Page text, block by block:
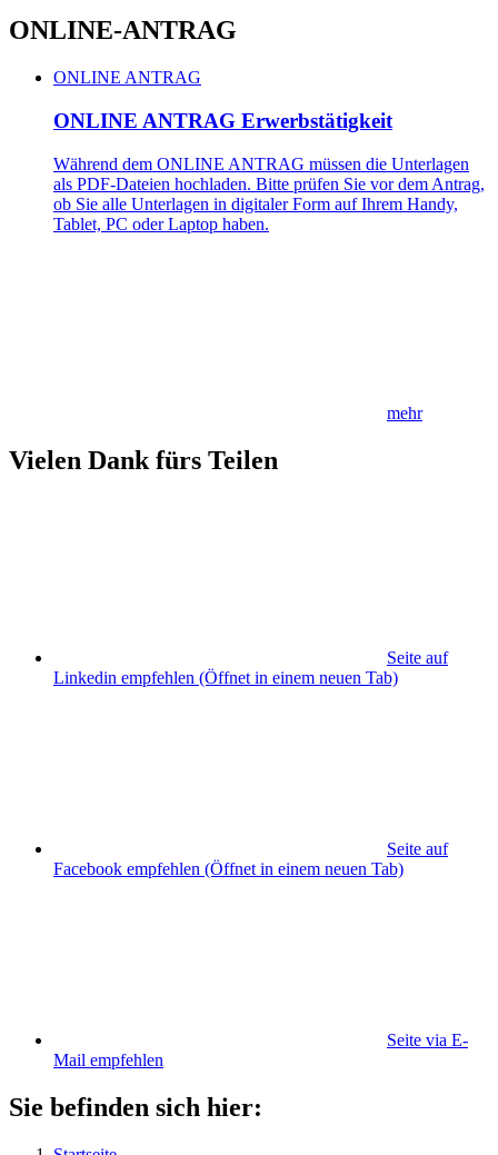
ONLINE-ANTRAG
ONLINE ANTRAG
ONLINE ANTRAG Erwerbstätigkeit
Während dem ONLINE ANTRAG müssen die Unterlagen
als PDF-Dateien hochladen. Bitte prüfen Sie vor dem Antrag,
ob Sie alle Unterlagen in digitaler Form auf Ihrem Handy,
Tablet, PC oder Laptop haben.
mehr
Vielen Dank fürs Teilen
Seite auf
Linkedin empfehlen (Öffnet in einem neuen Tab)
Seite auf
Facebook empfehlen (Öffnet in einem neuen Tab)
Seite via E-
Mail empfehlen
Sie befinden sich hier: